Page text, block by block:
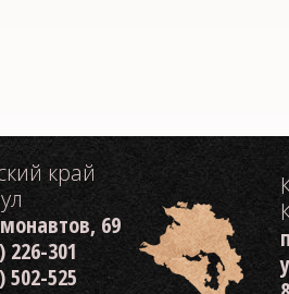
край
69
226-301
502-525